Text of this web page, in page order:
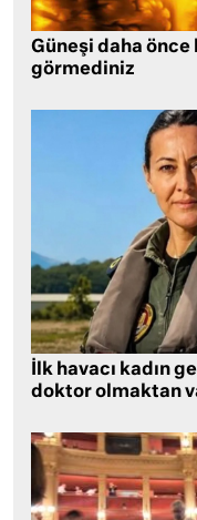
Güneşi daha önce
görmediniz
İlk havacı kadın
doktor olmaktan